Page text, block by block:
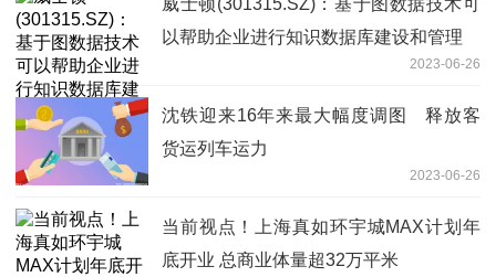
以帮助企业进行知识数据库建设和管理
2023-06-26
沈铁迎来16年来最大幅度调图 释放客
货运列车运力
2023-06-26
当前视点！上海真如环宇城MAX计划年
底开业 总商业体量超32万平米